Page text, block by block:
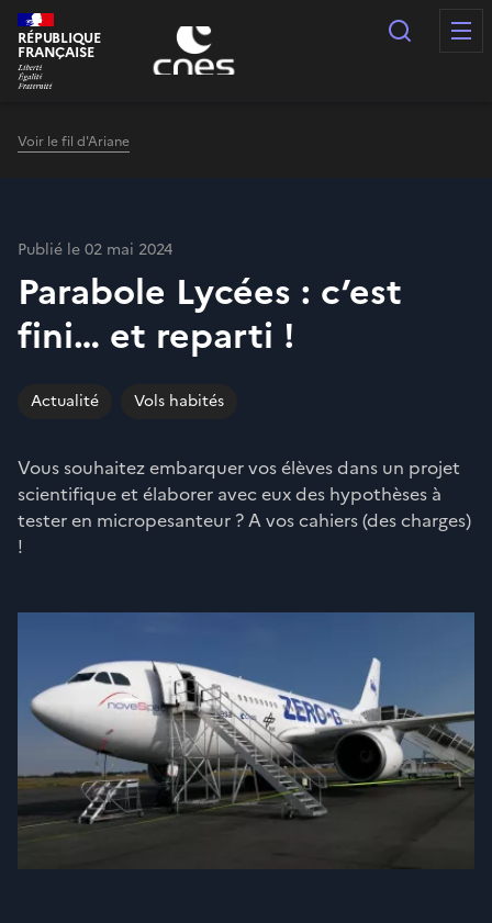
Panneau de gestion des cookies
RÉPUBLIQUE
FRANÇAISE
Voir le fil d'Ariane
Publié le 02 mai 2024
Parabole Lycées : c’est
fini… et reparti !
Actualité Vols habités
Vous souhaitez embarquer vos élèves dans un projet
scientifique et élaborer avec eux des hypothèses à
tester en micropesanteur ? A vos cahiers (des charges)
!